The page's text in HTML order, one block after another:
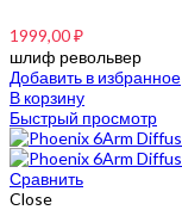
1999,00₽
шлиф револьвер
Добавить в избранное
В корзину
Быстрый просмотр
Сравнить
Close